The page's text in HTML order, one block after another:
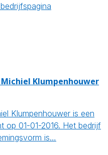
Klumpenhouwer
Klumpenhouwer is een
op 01-01-2016. Het bedrijf
is…